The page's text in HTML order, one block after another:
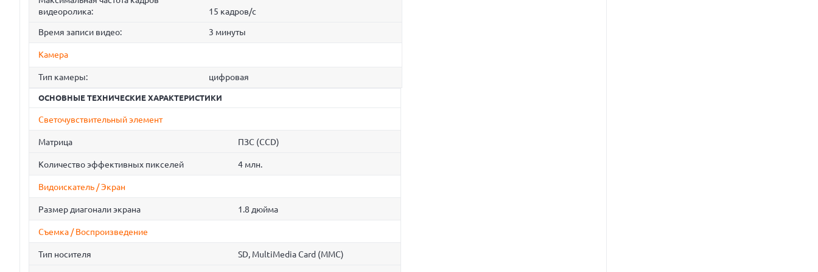
видеоролика:
15 кадров/с
Время записи видео: 3 минуты
Камера
Тип камеры: цифровая
ОСНОВНЫЕ ТЕХНИЧЕСКИЕ ХАРАКТЕРИСТИКИ
Светочувствительный элемент
Матрица ПЗС (CCD)
Количество эффективных пикселей 4 млн.
Видоискатель / Экран
Размер диагонали экрана 1.8 дюйма
Съемка / Воспроизведение
Тип носителя SD, MultiMedia Card (MMC)